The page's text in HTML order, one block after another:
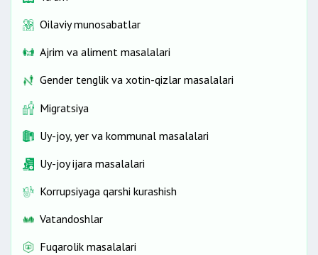
Oilaviy munosabatlar
Ajrim va aliment masalalari
Gender tenglik va xotin-qizlar masalalari
Migratsiya
Uy-joy, yer va kommunal masalalari
Uy-joy ijara masalalari
Korrupsiyaga qarshi kurashish
Vatandoshlar
Fuqarolik masalalari